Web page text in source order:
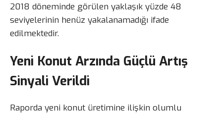
2018 döneminde görülen yaklaşık yüzde 48
seviyelerinin henüz yakalanamadığı ifade
edilmektedir.
Yeni Konut Arzında Güçlü Artış
Sinyali Verildi
Raporda yeni konut üretimine ilişkin olumlu